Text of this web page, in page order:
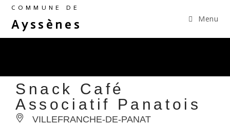
COMMUNE DE
Ayssènes Menu
Snack Café
Associatif Panatois
VILLEFRANCHE-DE-PANAT